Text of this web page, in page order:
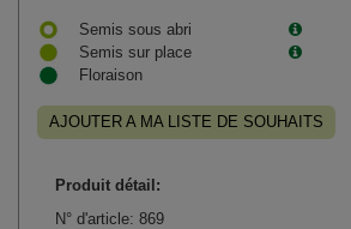
Semis sous abri
Semis sur place
Floraison
AJOUTER A MA LISTE DE SOUHAITS
Produit détail:
N° d'article: 869